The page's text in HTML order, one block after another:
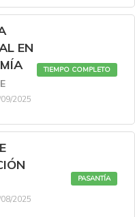
EN
2025
TIEMPO COMPLETO
2025
PASANTÍA